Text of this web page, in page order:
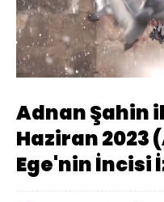
Sesi
Aç
Yüklendi
1.85%
Adnan Şahin
Haziran 2023
Ege'nin İncisi